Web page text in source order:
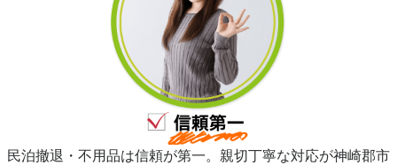
民泊撤退・不用品は信頼が第一。親切丁寧な対応が神崎郡市